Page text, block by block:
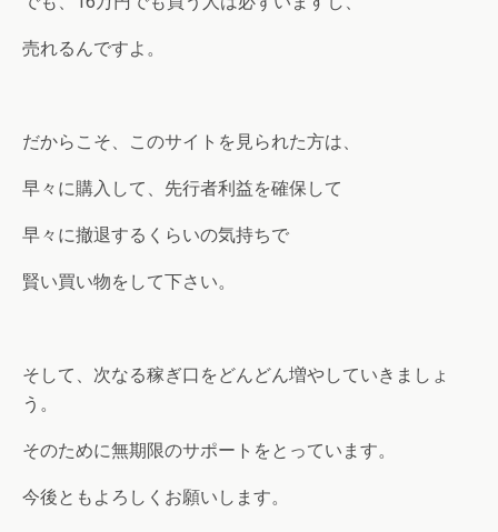
売れるんですよ。
だからこそ、このサイトを見られた方は、
早々に購入して、先行者利益を確保して
早々に撤退するくらいの気持ちで
賢い買い物をして下さい。
そして、次なる稼ぎ口をどんどん増やしていきましょ
う。
そのために無期限のサポートをとっています。
今後ともよろしくお願いします。